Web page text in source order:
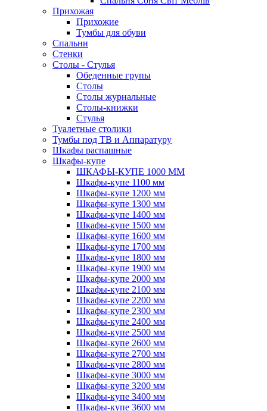
Прихожая
Прихожие
Тумбы для обуви
Спальни
Стенки
Столы - Стулья
Обеденные групы
Столы
Столы журнальные
Столы-книжки
Стулья
Туалетные столики
Тумбы под ТВ и Аппаратуру
Шкафы распашные
Шкафы-купе
ШКАФЫ-КУПЕ 1000 ММ
Шкафы-купе 1100 мм
Шкафы-купе 1200 мм
Шкафы-купе 1300 мм
Шкафы-купе 1400 мм
Шкафы-купе 1500 мм
Шкафы-купе 1600 мм
Шкафы-купе 1700 мм
Шкафы-купе 1800 мм
Шкафы-купе 1900 мм
Шкафы-купе 2000 мм
Шкафы-купе 2100 мм
Шкафы-купе 2200 мм
Шкафы-купе 2300 мм
Шкафы-купе 2400 мм
Шкафы-купе 2500 мм
Шкафы-купе 2600 мм
Шкафы-купе 2700 мм
Шкафы-купе 2800 мм
Шкафы-купе 3000 мм
Шкафы-купе 3200 мм
Шкафы-купе 3400 мм
Шкафы-купе 3600 мм